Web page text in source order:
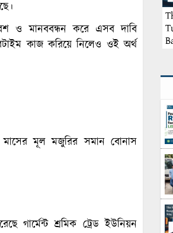
ও মানববন্ধন করে এসব দাবি
কাজ করিয়ে নিলেও ওই অর্থ
মূল মজুরির সমান বোনাস
গার্মেন্ট শ্রমিক ট্রেড ইউনিয়ন